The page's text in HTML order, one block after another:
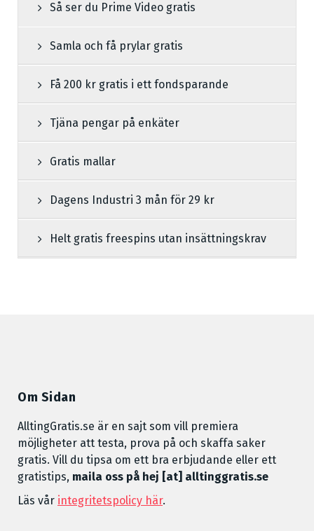
Så ser du Prime Video gratis
Samla och få prylar gratis
Få 200 kr gratis i ett fondsparande
Tjäna pengar på enkäter
Gratis mallar
Dagens Industri 3 mån för 29 kr
Helt gratis freespins utan insättningskrav
Om Sidan
AlltingGratis.se är en sajt som vill premiera
möjligheter att testa, prova på och skaffa saker
gratis. Vill du tipsa om ett bra erbjudande eller ett
gratistips, maila oss på hej [at] alltinggratis.se
Läs vår integritetspolicy här.